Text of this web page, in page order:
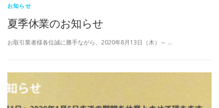
お知らせ
夏季休業のお知らせ
お取引業者様各位誠に勝手ながら、2020年8月13日（木）～ …